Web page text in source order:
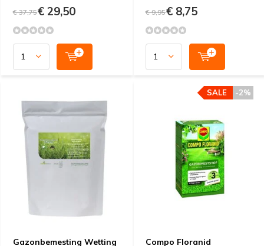
€ 37,75€ 29,50
€ 9,95€ 8,75
Gazonbemesting Wetting
Compo Floranid
-2%
SALE